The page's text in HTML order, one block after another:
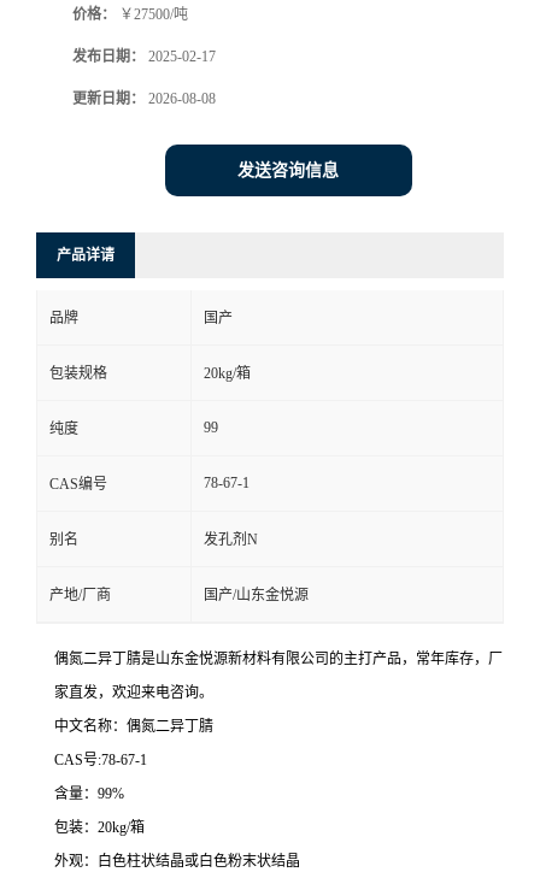
价格： ￥27500/吨
发布日期： 2025-02-17
更新日期： 2026-08-08
发送咨询信息
产品详请
品牌 国产
包装规格 20kg/箱
纯度 99
CAS编号 78-67-1
别名 发孔剂N
产地/厂商 国产/山东金悦源
偶氮二异丁腈是山东金悦源新材料有限公司的主打产品，常年库存，厂
家直发，欢迎来电咨询。
中文名称：偶氮二异丁腈
CAS号:78-67-1
含量：99%
包装：20kg/箱
外观：白色柱状结晶或白色粉末状结晶